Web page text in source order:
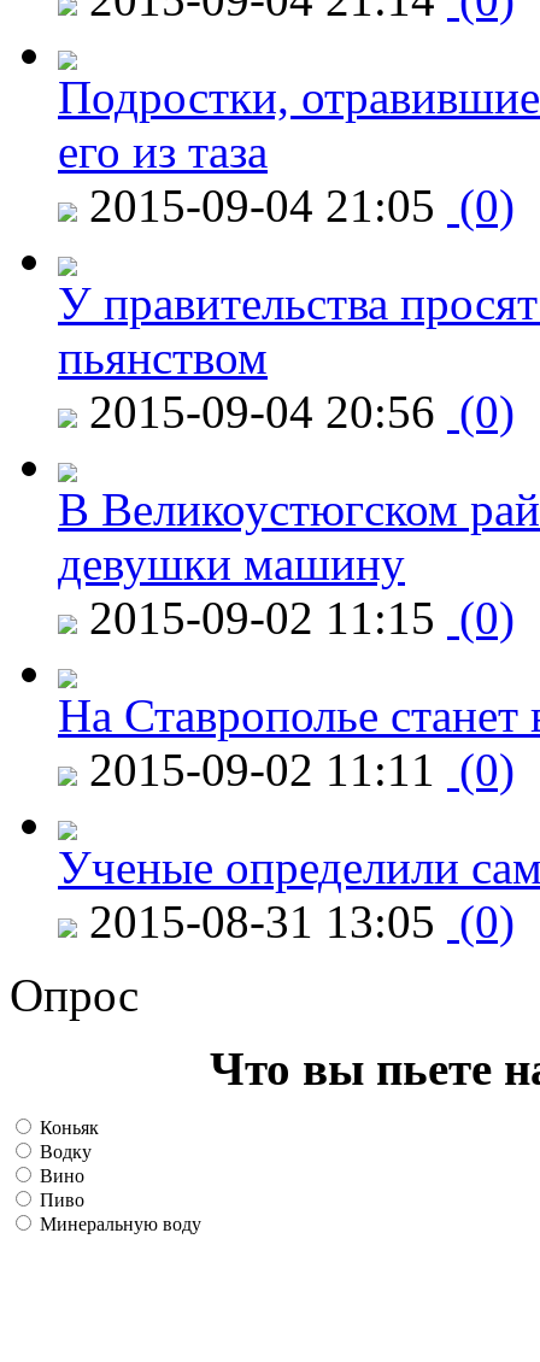
Подростки,
его из таза
2015-09-04 21:05 (0)
У правительства
пьянством
2015-09-04 20:56 (0)
В Великоустюгском
девушки машину
2015-09-02 11:15 (0)
На Ставрополье
2015-09-02 11:11 (0)
Ученые определили
2015-08-31 13:05 (0)
Опрос
Что вы пьете
Коньяк
Водку
Вино
Пиво
Минеральную воду